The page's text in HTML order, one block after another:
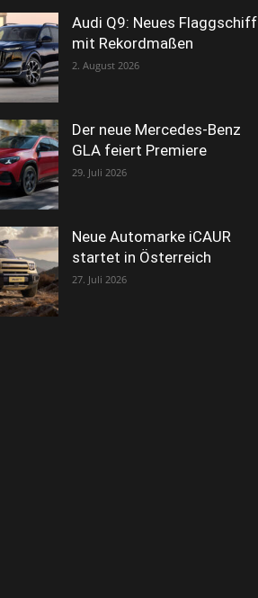
Audi Q9: Neues Flaggschiff
mit Rekordmaßen
2. August 2026
Der neue Mercedes-Benz
GLA feiert Premiere
29. Juli 2026
Neue Automarke iCAUR
startet in Österreich
27. Juli 2026